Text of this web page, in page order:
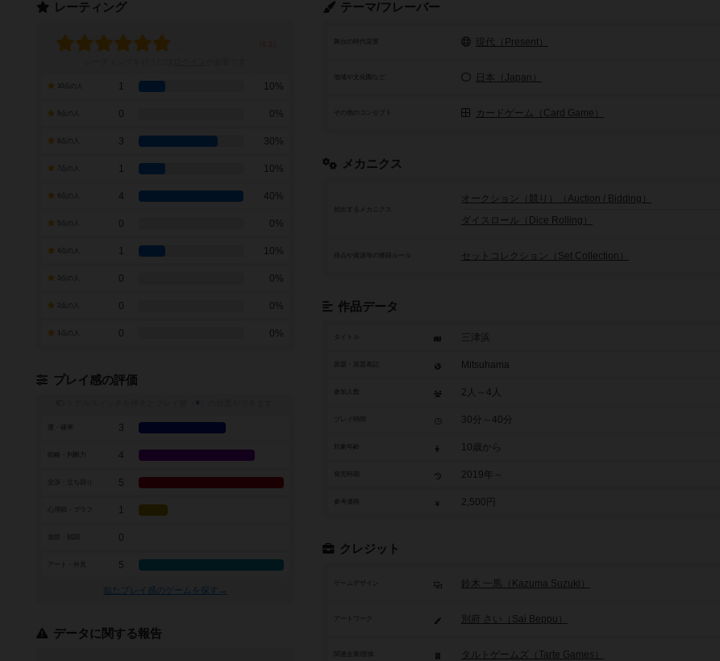
テーマ/フレーバー
舞台の時代背景 現代（Present）
地域や文化圏など 日本（Japan）
その他のコンセプト カードゲーム（Card Game）
メカニクス
頻出するメカニクス
オークション（競り）（Auction / Bidding）
ダイスロール（Dice Rolling）
セットコレクション（Set Collection）
作品データ
タイトル 三津浜
Mitsuhama
参加人数 2人～4人
30分～40分
10歳から
2019年～
参考価格 2,500円
クレジット
ゲームデザイン 鈴木 一馬（Kazuma Suzuki）
アートワーク 別府 さい（Sai Beppu）
タルトゲームズ（Tarte Games）
レーティング
1 10%
0 0%
3 30%
7点の人 1 10%
4 40%
0 0%
1 10%
0 0%
0 0%
0 0%
プレイ感の評価
※
3
戦略・判断力 4
5
1
0
アート・外見 5
似たプレイ感のゲームを探す→
データに関する報告